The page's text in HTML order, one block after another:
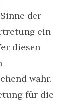
der
ein
diesen
wahr.
für die